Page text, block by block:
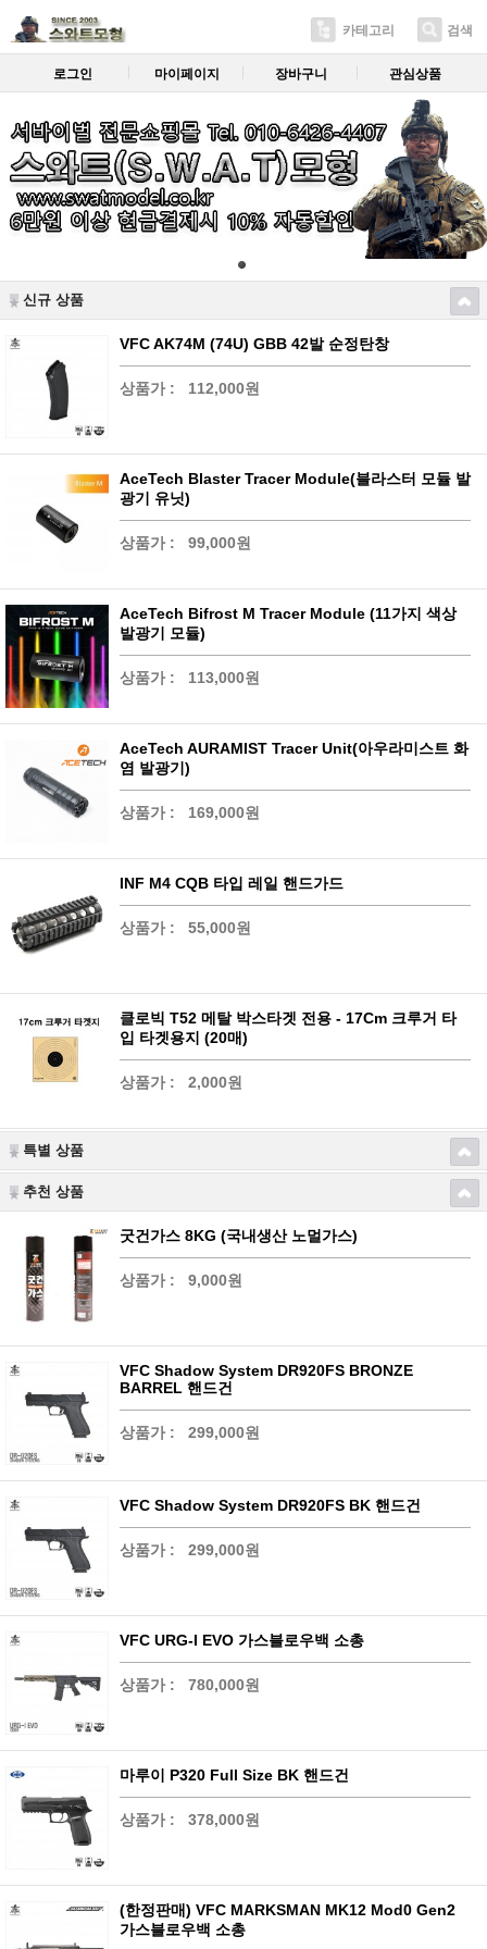
카테고리 검색
로그인 마이페이지 장바구니 관심상품
신규 상품
VFC AK74M (74U) GBB 42발 순정탄창
상품가 : 112,000원
AceTech Blaster Tracer Module(블라스터 모듈 발
광기 유닛)
상품가 : 99,000원
AceTech Bifrost M Tracer Module (11가지 색상
발광기 모듈)
상품가 : 113,000원
AceTech AURAMIST Tracer Unit(아우라미스트 화
염 발광기)
상품가 : 169,000원
INF M4 CQB 타입 레일 핸드가드
상품가 : 55,000원
클로빅 T52 메탈 박스타겟 전용 - 17Cm 크루거 타
입 타겟용지 (20매)
상품가 : 2,000원
특별 상품
추천 상품
굿건가스 8KG (국내생산 노멀가스)
상품가 : 9,000원
VFC Shadow System DR920FS BRONZE
BARREL 핸드건
상품가 : 299,000원
VFC Shadow System DR920FS BK 핸드건
상품가 : 299,000원
VFC URG-I EVO 가스블로우백 소총
상품가 : 780,000원
마루이 P320 Full Size BK 핸드건
상품가 : 378,000원
(한정판매) VFC MARKSMAN MK12 Mod0 Gen2
가스블로우백 소총